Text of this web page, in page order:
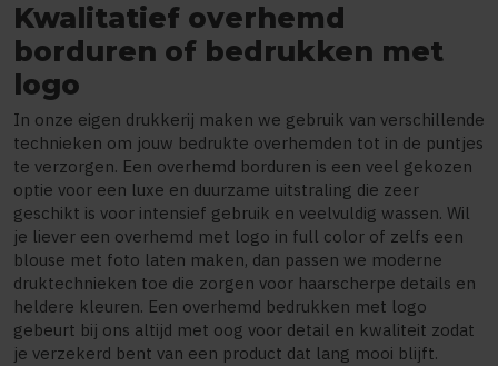
Kwalitatief overhemd
borduren of bedrukken met
logo
In onze eigen drukkerij maken we gebruik van verschillende
technieken om jouw bedrukte overhemden tot in de puntjes
te verzorgen. Een overhemd borduren is een veel gekozen
optie voor een luxe en duurzame uitstraling die zeer
geschikt is voor intensief gebruik en veelvuldig wassen. Wil
je liever een overhemd met logo in full color of zelfs een
blouse met foto laten maken, dan passen we moderne
druktechnieken toe die zorgen voor haarscherpe details en
heldere kleuren. Een overhemd bedrukken met logo
gebeurt bij ons altijd met oog voor detail en kwaliteit zodat
je verzekerd bent van een product dat lang mooi blijft.